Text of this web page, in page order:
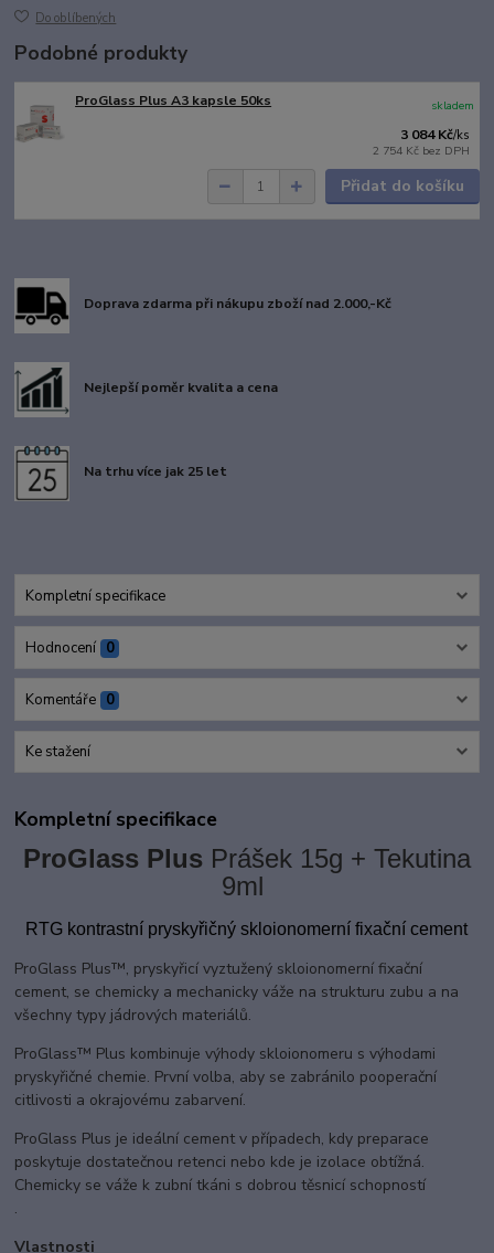
Do oblíbených
Podobné produkty
ProGlass Plus A3 kapsle 50ks
3 084 Kč/ks
2 754 Kč bez DPH
skladem
Přidat do košíku
Doprava zdarma při nákupu zboží nad 2.000,-Kč
Nejlepší poměr kvalita a cena
Na trhu více jak 25 let
Kompletní specifikace
Hodnocení 0
Komentáře 0
Ke stažení
Kompletní specifikace
ProGlass Plus Prášek 15g + Tekutina
9ml
RTG kontrastní pryskyřičný skloionomerní fixační cement
ProGlass Plus™, pryskyřicí vyztužený skloionomerní fixační
cement, se chemicky a mechanicky váže na strukturu zubu a na
všechny typy jádrových materiálů.
ProGlass™ Plus kombinuje výhody skloionomeru s výhodami
pryskyřičné chemie. První volba, aby se zabránilo pooperační
citlivosti a okrajovému zabarvení.
ProGlass Plus je ideální cement v případech, kdy preparace
poskytuje dostatečnou retenci nebo kde je izolace obtížná.
Chemicky se váže k zubní tkáni s dobrou těsnicí schopností
.
Vlastnosti